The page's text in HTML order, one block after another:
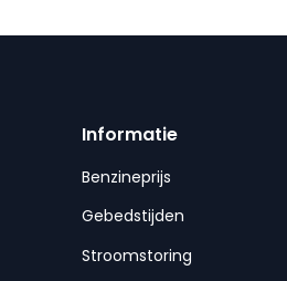
Informatie
Benzineprijs
Gebedstijden
Stroomstoring